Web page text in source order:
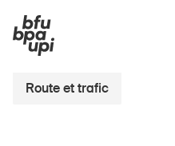
Route et trafic